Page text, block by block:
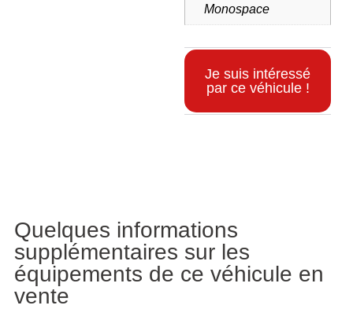
Monospace
Je suis intéressé
par ce véhicule !
Quelques informations
supplémentaires sur les
équipements de ce véhicule en
vente